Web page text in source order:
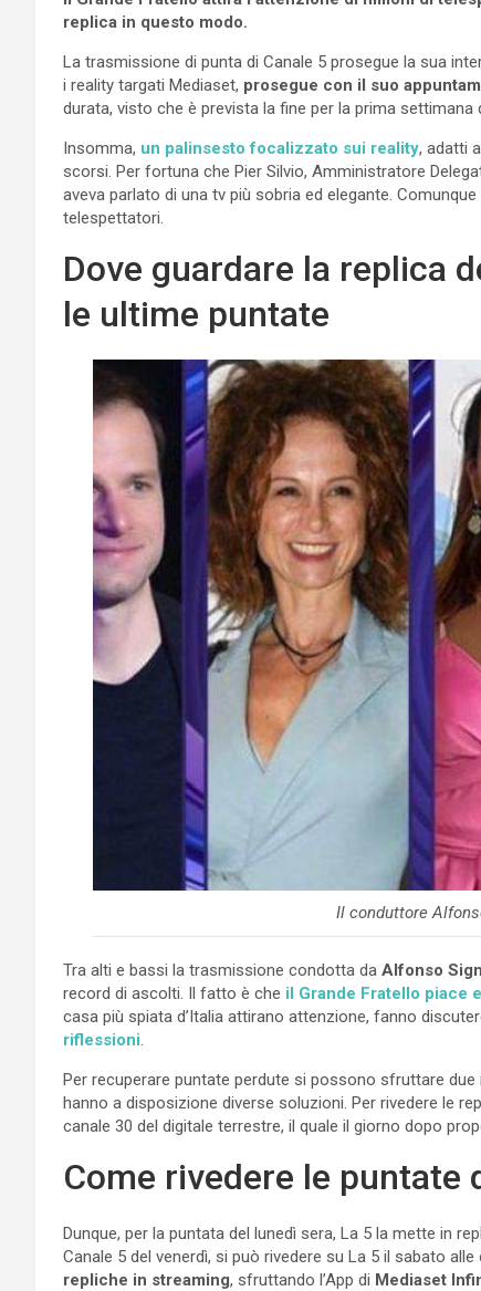
replica in questo modo.
La trasmissione di punta di Canale 5 prosegue la sua
i reality targati Mediaset, prosegue con il suo
durata, visto che è prevista la fine per la prima settimana
Insomma, un palinsesto focalizzato sui reality, adatti
scorsi. Per fortuna che Pier Silvio, Amministratore
aveva parlato di una tv più sobria ed elegante.
telespettatori.
Dove guardare la replica
le ultime puntate
Il conduttore
Tra alti e bassi la trasmissione condotta da Alfonso
record di ascolti. Il fatto è che il Grande Fratello piace
casa più spiata d’Italia attirano attenzione, fanno
riflessioni
Per recuperare puntate perdute si possono sfruttare due
hanno a disposizione diverse soluzioni. Per rivedere le
canale 30 del digitale terrestre, il quale il giorno dopo
Come rivedere le puntate
Dunque, per la puntata del lunedì sera, La 5 la mette in
Canale 5 del venerdì, si può rivedere su La 5 il sabato
repliche in streaming, sfruttando l’App di Mediaset